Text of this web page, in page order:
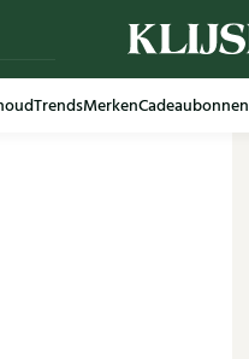
TrendsMerkenCadeaubonnen